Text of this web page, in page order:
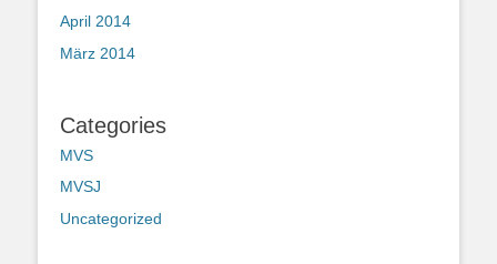
April 2014
März 2014
Categories
MVS
MVSJ
Uncategorized